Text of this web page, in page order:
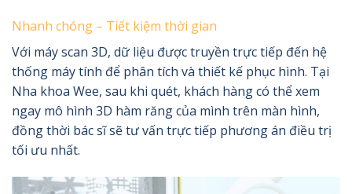
Nhanh chóng – Tiết kiệm thời gian
Với máy scan 3D, dữ liệu được truyền trực tiếp đến hệ
thống máy tính để phân tích và thiết kế phục hình. Tại
Nha khoa Wee, sau khi quét, khách hàng có thể xem
ngay mô hình 3D hàm răng của mình trên màn hình,
đồng thời bác sĩ sẽ tư vấn trực tiếp phương án điều trị
tối ưu nhất.